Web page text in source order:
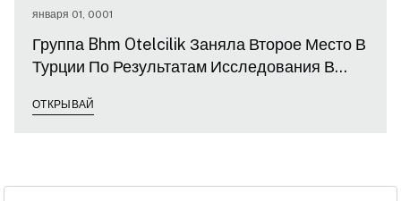
января 01, 0001
Группа Bhm Otelcilik Заняла Второе Место В
Турции По Результатам Исследования В
ОТКРЫВАЙ